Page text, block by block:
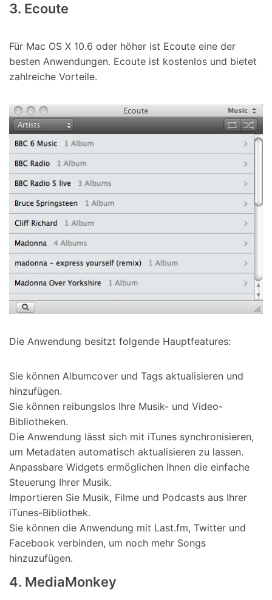
3. Ecoute
Für Mac OS X 10.6 oder höher ist Ecoute eine der
besten Anwendungen. Ecoute ist kostenlos und bietet
zahlreiche Vorteile.
Die Anwendung besitzt folgende Hauptfeatures:
Sie können Albumcover und Tags aktualisieren und
hinzufügen.
Sie können reibungslos Ihre Musik- und Video-
Bibliotheken.
Die Anwendung lässt sich mit iTunes synchronisieren,
um Metadaten automatisch aktualisieren zu lassen.
Anpassbare Widgets ermöglichen Ihnen die einfache
Steuerung Ihrer Musik.
Importieren Sie Musik, Filme und Podcasts aus Ihrer
iTunes-Bibliothek.
Sie können die Anwendung mit Last.fm, Twitter und
Facebook verbinden, um noch mehr Songs
hinzuzufügen.
4. MediaMonkey